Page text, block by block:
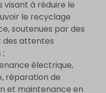
visant à réduire le
le recyclage
soutenues par des
des attentes
électrique,
réparation de
et maintenance en